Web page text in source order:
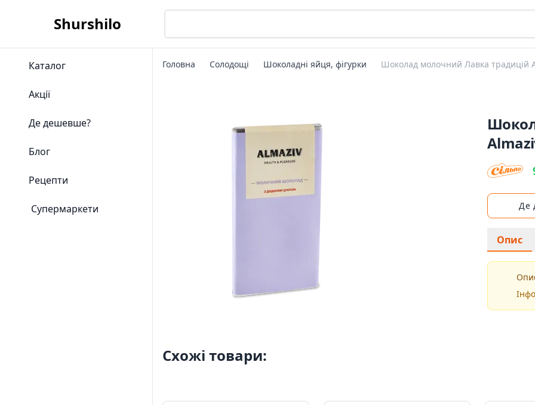
Shurshilo
Каталог
Акції
Де дешевше?
Блог
Рецепти
Супермаркети
Головна Солодощі Шоколадні яйця, фігурки Шоколад молочний Лавка традицій
Де
Опис
Схожі товари: